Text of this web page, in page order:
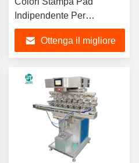
Indipendente Per
Computer Tastiera
Playmat Mouse Calzature
Pad Fritura
Ottenga il migliore